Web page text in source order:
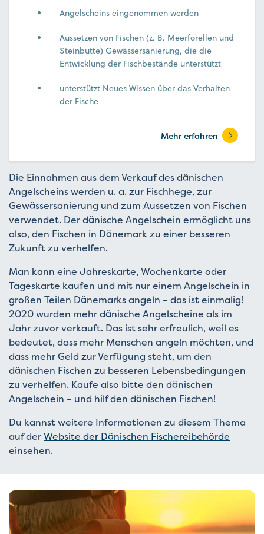
Angelscheins eingenommen werden
Aussetzen von Fischen (z. B. Meerforellen und
Steinbutte) Gewässersanierung, die die
Entwicklung der Fischbestände unterstützt
unterstützt Neues Wissen über das Verhalten
der Fische
Mehr erfahren
Die Einnahmen aus dem Verkauf des dänischen
Angelscheins werden u. a. zur Fischhege, zur
Gewässersanierung und zum Aussetzen von Fischen
verwendet. Der dänische Angelschein ermöglicht uns
also, den Fischen in Dänemark zu einer besseren
Zukunft zu verhelfen.
Man kann eine Jahreskarte, Wochenkarte oder
Tageskarte kaufen und mit nur einem Angelschein in
großen Teilen Dänemarks angeln – das ist einmalig!
2020 wurden mehr dänische Angelscheine als im
Jahr zuvor verkauft. Das ist sehr erfreulich, weil es
bedeutet, dass mehr Menschen angeln möchten, und
dass mehr Geld zur Verfügung steht, um den
dänischen Fischen zu besseren Lebensbedingungen
zu verhelfen. Kaufe also bitte den dänischen
Angelschein – und hilf den dänischen Fischen!
Du kannst weitere Informationen zu diesem Thema
auf derWebsite der Dänischen Fischereibehörde
einsehen.